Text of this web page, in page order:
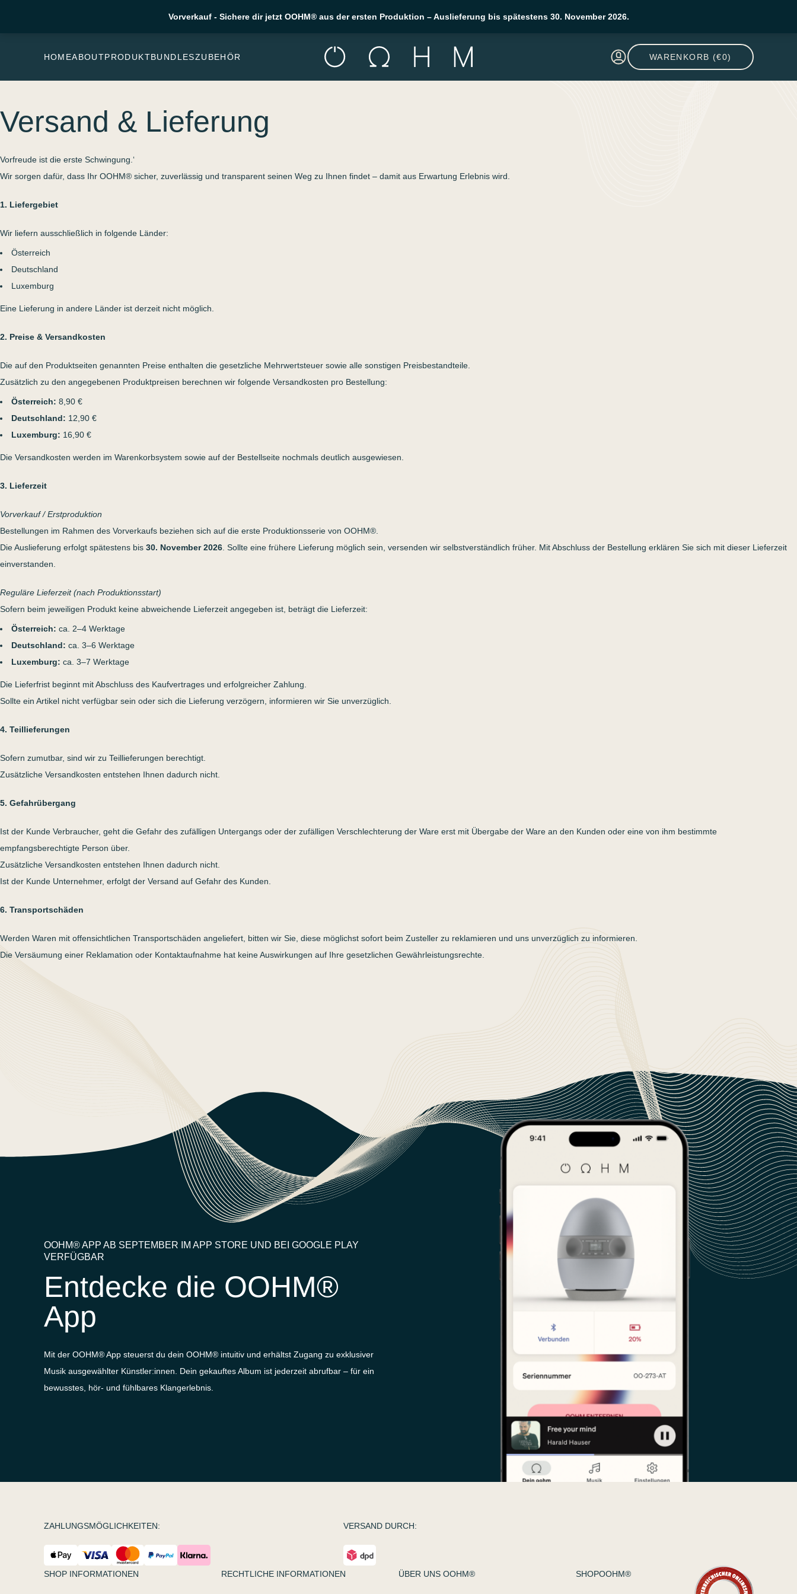
Vorverkauf - Sichere dir jetzt OOHM® aus der ersten Produktion – Auslieferung bis spätestens 30. November 2026.
Zum Inhalt springen
HOMEABOUTPRODUKTBUNDLESZUBEHÖR WARENKORB (€0)
Versand & Lieferung
Versand & Lieferung
Vorfreude ist die erste Schwingung.‘
Wir sorgen dafür, dass Ihr OOHM® sicher, zuverlässig und transparent seinen Weg zu Ihnen findet – damit aus Erwartung Erlebnis wird.
1. Liefergebiet
Wir liefern ausschließlich in folgende Länder:
Österreich
Deutschland
Luxemburg
Eine Lieferung in andere Länder ist derzeit nicht möglich.
2. Preise & Versandkosten
Die auf den Produktseiten genannten Preise enthalten die gesetzliche Mehrwertsteuer sowie alle sonstigen Preisbestandteile.
Zusätzlich zu den angegebenen Produktpreisen berechnen wir folgende Versandkosten pro Bestellung:
Österreich: 8,90 €
Deutschland: 12,90 €
Luxemburg: 16,90 €
Die Versandkosten werden im Warenkorbsystem sowie auf der Bestellseite nochmals deutlich ausgewiesen.
3. Lieferzeit
Vorverkauf / Erstproduktion
Bestellungen im Rahmen des Vorverkaufs beziehen sich auf die erste Produktionsserie von OOHM®.
Die Auslieferung erfolgt spätestens bis 30. November 2026 . Sollte eine frühere Lieferung möglich sein, versenden wir selbstverständlich früher. Mit Abschluss der Bestellung erklären Sie sich mit dieser Lieferzeit
einverstanden.
Reguläre Lieferzeit (nach Produktionsstart)
Sofern beim jeweiligen Produkt keine abweichende Lieferzeit angegeben ist, beträgt die Lieferzeit:
Österreich: ca. 2–4 Werktage
Deutschland: ca. 3–6 Werktage
Luxemburg: ca. 3–7 Werktage
Die Lieferfrist beginnt mit Abschluss des Kaufvertrages und erfolgreicher Zahlung.
Sollte ein Artikel nicht verfügbar sein oder sich die Lieferung verzögern, informieren wir Sie unverzüglich.
4. Teillieferungen
Sofern zumutbar, sind wir zu Teillieferungen berechtigt.
Zusätzliche Versandkosten entstehen Ihnen dadurch nicht.
5. Gefahrübergang
Ist der Kunde Verbraucher, geht die Gefahr des zufälligen Untergangs oder der zufälligen Verschlechterung der Ware erst mit Übergabe der Ware an den Kunden oder eine von ihm bestimmte
empfangsberechtigte Person über.
Zusätzliche Versandkosten entstehen Ihnen dadurch nicht.
Ist der Kunde Unternehmer, erfolgt der Versand auf Gefahr des Kunden.
6. Transportschäden
Werden Waren mit offensichtlichen Transportschäden angeliefert, bitten wir Sie, diese möglichst sofort beim Zusteller zu reklamieren und uns unverzüglich zu informieren.
Die Versäumung einer Reklamation oder Kontaktaufnahme hat keine Auswirkungen auf Ihre gesetzlichen Gewährleistungsrechte.
OOHM® APP AB SEPTEMBER IM APP STORE UND BEI GOOGLE PLAY
VERFÜGBAR
Entdecke die OOHM®
App
Mit der OOHM® App steuerst du dein OOHM® intuitiv und erhältst Zugang zu exklusiver
Musik ausgewählter Künstler:innen. Dein gekauftes Album ist jederzeit abrufbar – für ein
bewusstes, hör- und fühlbares Klangerlebnis.
ZAHLUNGSMÖGLICHKEITEN: VERSAND DURCH:
SHOP INFORMATIONEN RECHTLICHE INFORMATIONEN ÜBER UNS OOHM® SHOPOOHM®